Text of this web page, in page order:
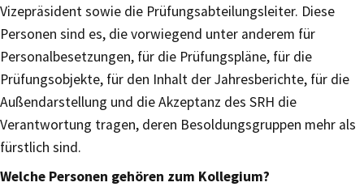
Vizepräsident sowie die Prüfungsabteilungsleiter. Diese
Personen sind es, die vorwiegend unter anderem für
Personalbesetzungen, für die Prüfungspläne, für die
Prüfungsobjekte, für den Inhalt der Jahresberichte, für die
Außendarstellung und die Akzeptanz des SRH die
Verantwortung tragen, deren Besoldungsgruppen mehr als
fürstlich sind.
Welche Personen gehören zum Kollegium?